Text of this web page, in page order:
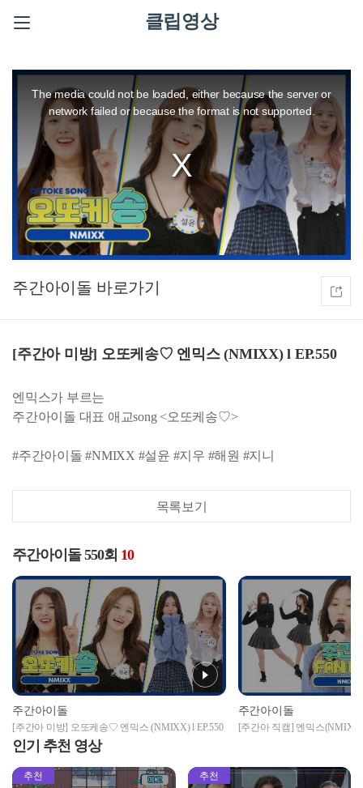
클립영상
This
The media could not be loaded, either because the server or
network failed or because the format is not supported.
주간아이돌
[주간아 미방] 오또케송♡ 엔믹스 (NMIXX) l EP.550
엔믹스가 부르는
주간아이돌 대표 애교song <오또케송♡>
#주간아이돌 #NMIXX #설윤 #지우 #해원 #지니
목록보기
주간아이돌 550회 10
주간아이돌
[주간아 미방] 오또케송♡ 엔믹스 (NMIXX) l EP.550
주간아이돌
[주간아 직캠] 엔믹스
인기 추천 영상
추천 추천